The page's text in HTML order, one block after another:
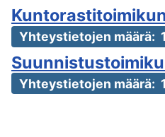
Yhteystietojen määrä: 1
Yhteystietojen määrä: 1